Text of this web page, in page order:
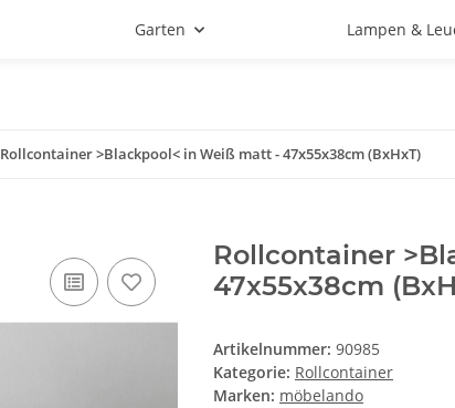
Garten Lampen &
Rollcontainer >Blackpool< in Weiß matt - 47x55x38cm (BxHxT)
Rollcontainer
47x55x38cm
Artikelnummer: 90985
Kategorie: Rollcontainer
Marken: möbelando